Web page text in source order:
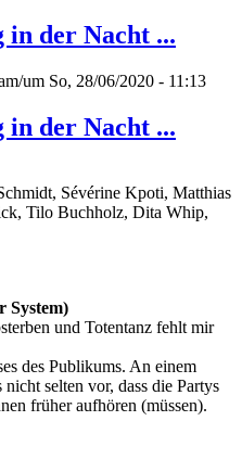
der Nacht ...
um So, 28/06/2020 - 11:13
der Nacht ...
Sévérine Kpoti, Matthias
Tilo Buchholz, Dita Whip,
System)
und Totentanz fehlt mir
des Publikums. An einem
selten vor, dass die Partys
früher aufhören (müssen).